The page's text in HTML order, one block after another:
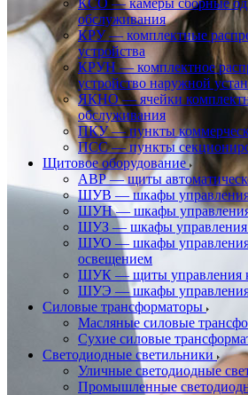
КСО — камеры сборные
обслуживания
КРУ — комплектные
устройства
КРУН — комплектное
устройство наружной
ЯКНО — ячейки
обслуживания
ПКУ — пункты
ПСС — пункты
Щитовое оборудование
АВР — щиты
ШУВ — шкафы управления
ШУН — шкафы управления
ШУЗ — шкафы управления
ШУО — шкафы
освещением
ШУК — щиты управления
ШУЭ — шкафы управления
Силовые трансформаторы
Масляные силовые
Сухие силовые
Светодиодные светильники
Уличные светодиодные
Промышленные